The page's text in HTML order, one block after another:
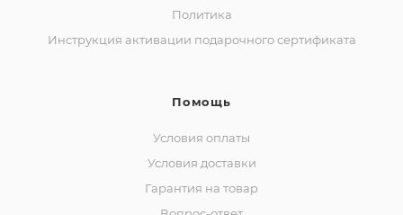
Политика
Инструкция активации подарочного сертификата
Помощь
Условия оплаты
Условия доставки
Гарантия на товар